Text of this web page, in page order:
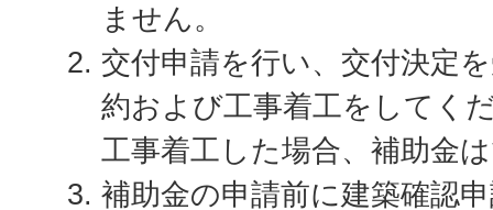
ません。
交付申請を行い、交付決定
約および工事着工をしてく
工事着工した場合、補助金
補助金の申請前に建築確認